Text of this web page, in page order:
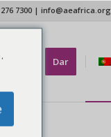
7300 | info@aeafrica.org
nos Dar